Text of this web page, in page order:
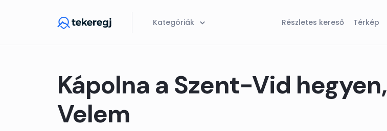
Kategóriák Részletes kereső Térkép
Kápolna a Szent-Vid hegyen,
Velem